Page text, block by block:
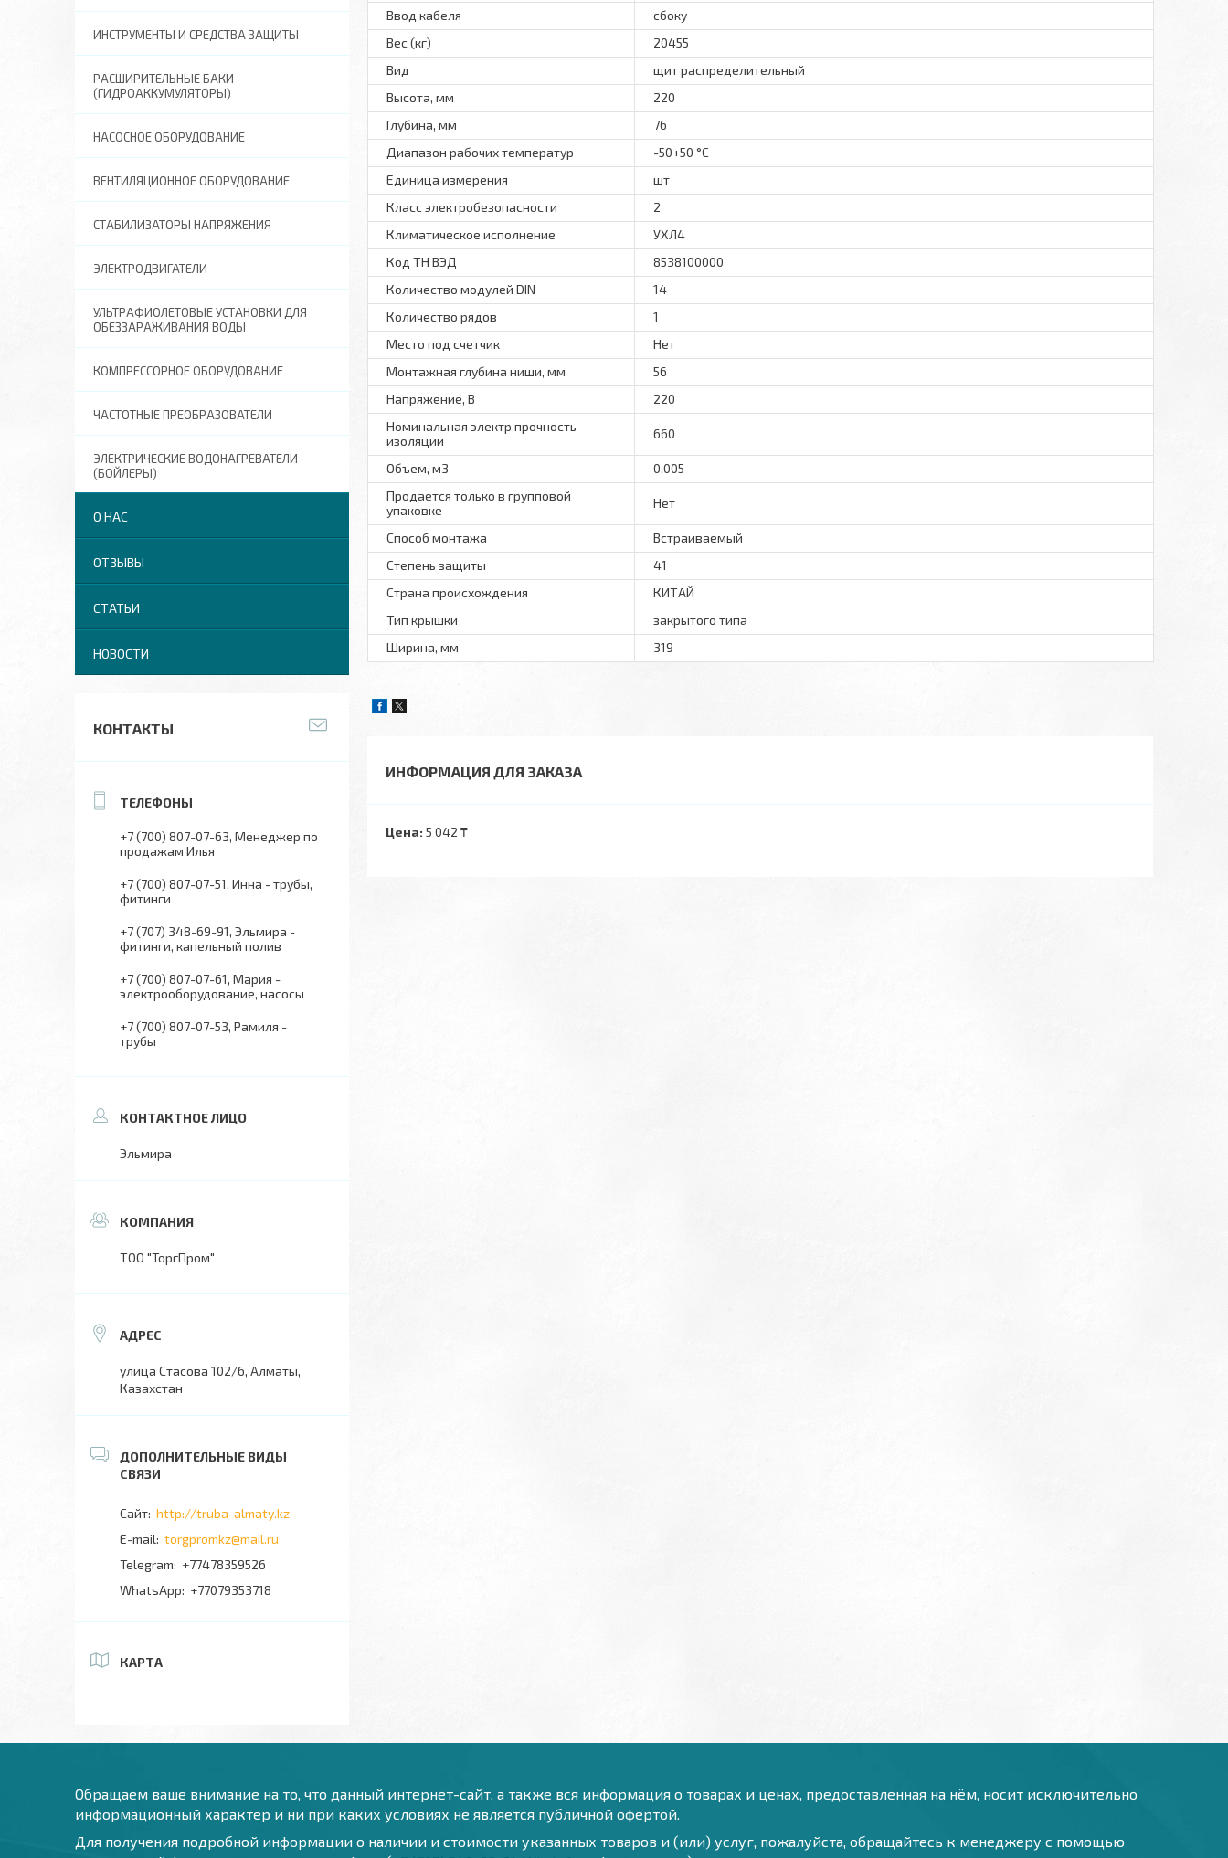
Ввод кабеля
сбоку
Вес (кг)
20455
Вид
щит распределительный
Высота, мм
220
Глубина, мм
76
Диапазон рабочих температур
-50+50 °C
Единица измерения
шт
Класс электробезопасности
2
Климатическое исполнение
УХЛ4
Код ТН ВЭД
8538100000
Количество модулей DIN
14
Количество рядов
1
Место под счетчик
Нет
Монтажная глубина ниши, мм
56
Напряжение, В
220
Номинальная электр прочность
изоляции
660
Объем, м3
0.005
Продается только в групповой
упаковке
Нет
Способ монтажа
Встраиваемый
Степень защиты
41
Страна происхождения
КИТАЙ
Тип крышки
закрытого типа
Ширина, мм
319
ИНФОРМАЦИЯ ДЛЯ ЗАКАЗА
Цена: 5 042 ₸
ИНСТРУМЕНТЫ И СРЕДСТВА ЗАЩИТЫ
РАСШИРИТЕЛЬНЫЕ БАКИ
(ГИДРОАККУМУЛЯТОРЫ)
НАСОСНОЕ ОБОРУДОВАНИЕ
ВЕНТИЛЯЦИОННОЕ ОБОРУДОВАНИЕ
СТАБИЛИЗАТОРЫ НАПРЯЖЕНИЯ
ЭЛЕКТРОДВИГАТЕЛИ
УЛЬТРАФИОЛЕТОВЫЕ УСТАНОВКИ ДЛЯ
ОБЕЗЗАРАЖИВАНИЯ ВОДЫ
КОМПРЕССОРНОЕ ОБОРУДОВАНИЕ
ЧАСТОТНЫЕ ПРЕОБРАЗОВАТЕЛИ
ЭЛЕКТРИЧЕСКИЕ ВОДОНАГРЕВАТЕЛИ
(БОЙЛЕРЫ)
О НАС
ОТЗЫВЫ
СТАТЬИ
НОВОСТИ
КОНТАКТЫ
+7 (700) 807-07-63 Менеджер по
продажам Илья
+7 (700) 807-07-51 Инна - трубы,
фитинги
+7 (707) 348-69-91 Эльмира -
фитинги, капельный полив
+7 (700) 807-07-61 Мария -
электрооборудование, насосы
+7 (700) 807-07-53 Рамиля -
трубы
Эльмира
ТОО "ТоргПром"
улица Стасова 102/6, Алматы,
Казахстан
http://truba-almaty.kz
torgpromkz@mail.ru
+77478359526
+77079353718
КАРТА
Обращаем ваше внимание на то, что данный интернет-сайт, а также вся информация о товарах и ценах, предоставленная на нём, носит исключительно
информационный характер и ни при каких условиях не является публичной офертой.
Для получения подробной информации о наличии и стоимости указанных товаров и (или) услуг, пожалуйста, обращайтесь к менеджеру с помощью